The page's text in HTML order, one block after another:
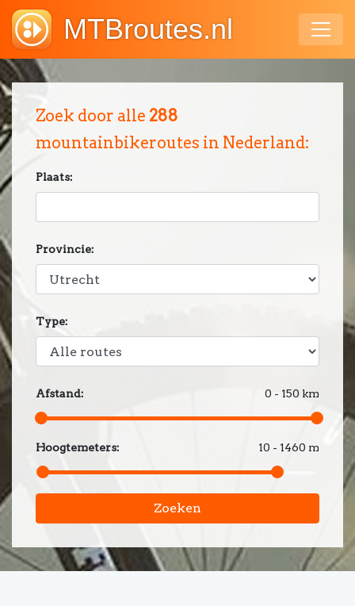
MTBroutes.nl
Zoek door alle 288
mountainbikeroutes in Nederland:
Plaats:
Provincie:
Type:
Afstand: 0 - 150 km
Hoogtemeters: 10 - 1460 m
Zoeken